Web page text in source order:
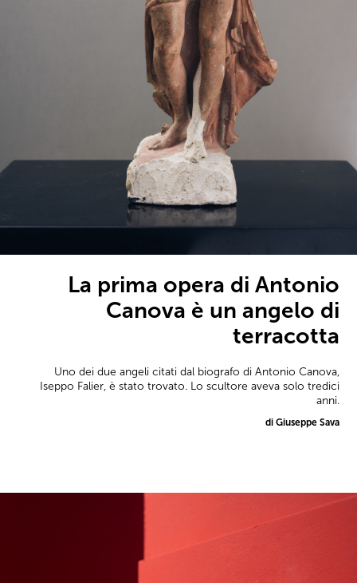
La prima opera di Antonio
Canova è un angelo di
terracotta
Uno dei due angeli citati dal biografo di Antonio Canova,
Iseppo Falier, è stato trovato. Lo scultore aveva solo tredici
anni.
di Giuseppe Sava